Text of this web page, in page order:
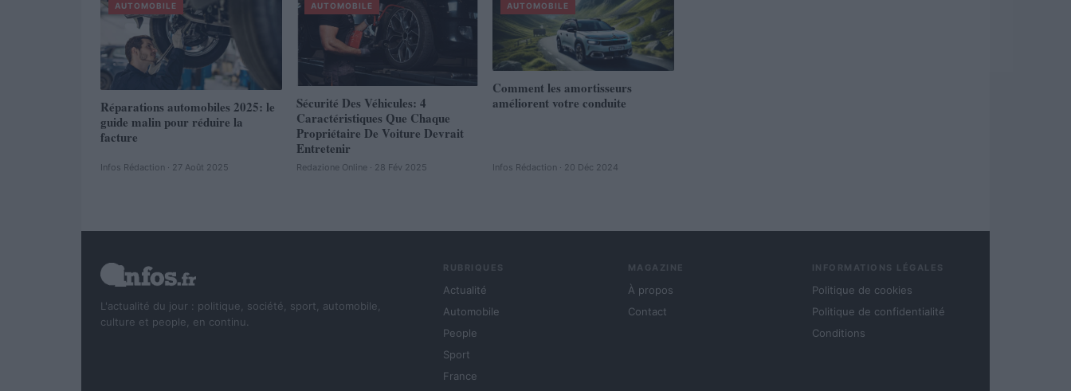
AUTOMOBILE
Réparations automobiles 2025: le
guide malin pour réduire la
facture
Infos Rédaction · 27 Août 2025
AUTOMOBILE
Sécurité Des Véhicules: 4
Caractéristiques Que Chaque
Propriétaire De Voiture Devrait
Entretenir
Redazione Online · 28 Fév 2025
AUTOMOBILE
Comment les amortisseurs
améliorent votre conduite
Infos Rédaction · 20 Déc 2024
L'actualité du jour : politique, société, sport, automobile,
culture et people, en continu.
RUBRIQUES
Actualité
Automobile
People
Sport
France
MAGAZINE
À propos
Contact
INFORMATIONS LÉGALES
Politique de cookies
Politique de confidentialité
Conditions